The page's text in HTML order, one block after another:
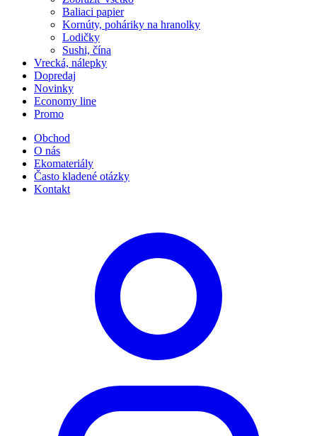
Baliaci papier
Kornúty, poháriky na hranolky
Lodičky
Sushi, čína
Vrecká, nálepky
Dopredaj
Novinky
Economy line
Promo
Obchod
O nás
Ekomateriály
Často kladené otázky
Kontakt